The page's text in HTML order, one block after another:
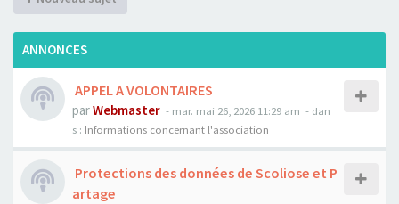
ANNONCES
APPEL A VOLONTAIRES
parWebmaster - mar. mai 26, 2026 11:29 am - dan
s : Informations concernant l'association
Protections des données de Scoliose et P
artage